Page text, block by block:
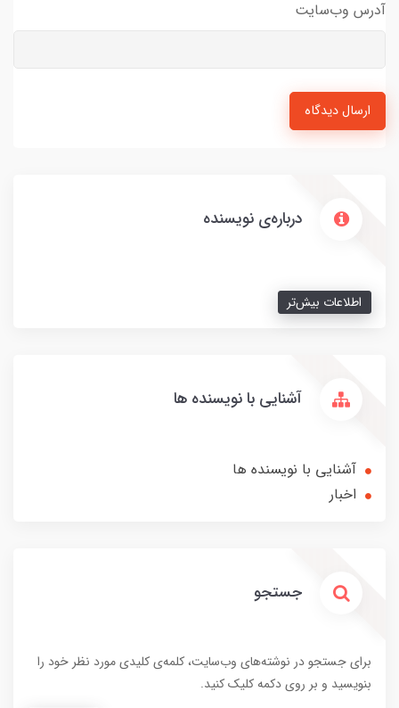
آدرس وب‌سایت
ارسال دیدگاه
درباره‌ی نویسنده
اطلاعات بیش‌تر
آشنایی با نویسنده ها
آشنایی با نویسنده ها
اخبار
جستجو
برای جستجو در نوشته‌های وب‌سایت، کلمه‌ی کلیدی مورد نظر خود را
بنویسید و بر روی دکمه کلیک کنید.